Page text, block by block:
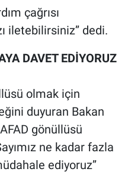
çağrısı
iletebilirsiniz’’ dedi.
DAVET EDİYORUZ
olmak için
duyuran Bakan
AFAD gönüllüsü
ne kadar fazla
ediyoruz’’